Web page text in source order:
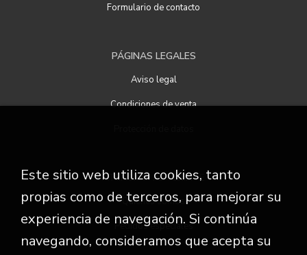
Formulario de contacto
PÁGINAS LEGALES
Aviso legal
Condiciones de venta
ATENCIÓN AL CLIENTE
Quiénes somos
Pedidos especiales
Este sitio web utiliza cookies, tanto
propias como de terceros, para mejorar su
experiencia de navegación. Si continúa
navegando, consideramos que acepta su